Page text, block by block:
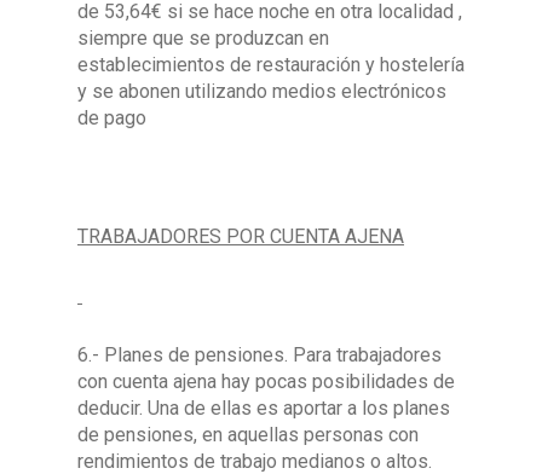
de 53,64€ si se hace noche en otra localidad ,
siempre que se produzcan en
establecimientos de restauración y hostelería
y se abonen utilizando medios electrónicos
de pago
TRABAJADORES POR CUENTA AJENA
6.- Planes de pensiones. Para trabajadores
con cuenta ajena hay pocas posibilidades de
deducir. Una de ellas es aportar a los planes
de pensiones, en aquellas personas con
rendimientos de trabajo medianos o altos.